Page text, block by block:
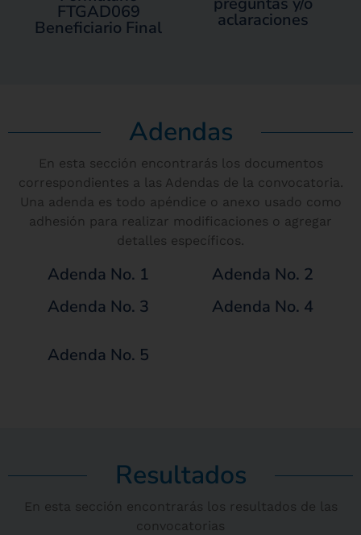
FTGAD069
Beneficiario Final aclaraciones
Adendas
En esta sección encontrarás los documentos
correspondientes a las Adendas de la convocatoria.
Una adenda es todo apéndice o anexo usado como
adhesión para realizar modificaciones o agregar
detalles específicos.
Adenda No. 1
Adenda No. 2
Adenda No. 3
Adenda No. 4
Adenda No. 5
Resultados
En esta sección encontrarás los resultados de las
convocatorias